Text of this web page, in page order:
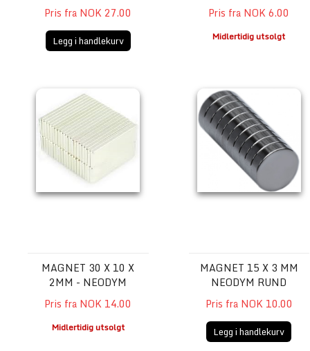
Pris fra NOK 27.00
Legg i handlekurv
Pris fra NOK 6.00
Midlertidig utsolgt
MAGNET 30 X 10 X
2MM - NEODYM
Pris fra NOK 14.00
Midlertidig utsolgt
Magnet 15 x 3 mm
MAGNET 15 X 3 MM
NEODYM RUND
Pris fra NOK 10.00
Legg i handlekurv